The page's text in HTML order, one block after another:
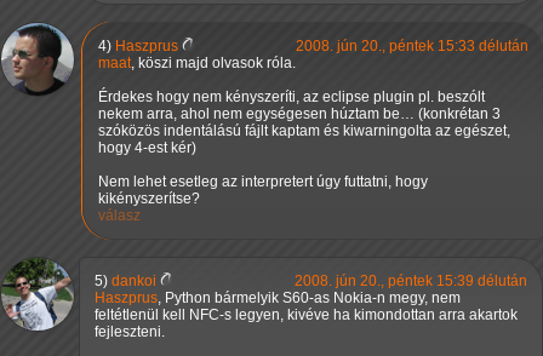
4) Haszprus
2008. jún 20., péntek 15:33 délután
maat, köszi majd olvasok róla.
Érdekes hogy nem kényszeríti, az eclipse plugin pl. beszólt
nekem arra, ahol nem egységesen húztam be… (konkrétan 3
szóközös indentálású fájlt kaptam és kiwarningolta az egészet,
hogy 4-est kér)
Nem lehet esetleg az interpretert úgy futtatni, hogy
kikényszerítse?
válasz
5) dankoi
2008. jún 20., péntek 15:39 délután
Haszprus, Python bármelyik S60-as Nokia-n megy, nem
feltétlenül kell NFC-s legyen, kivéve ha kimondottan arra akartok
fejleszteni.